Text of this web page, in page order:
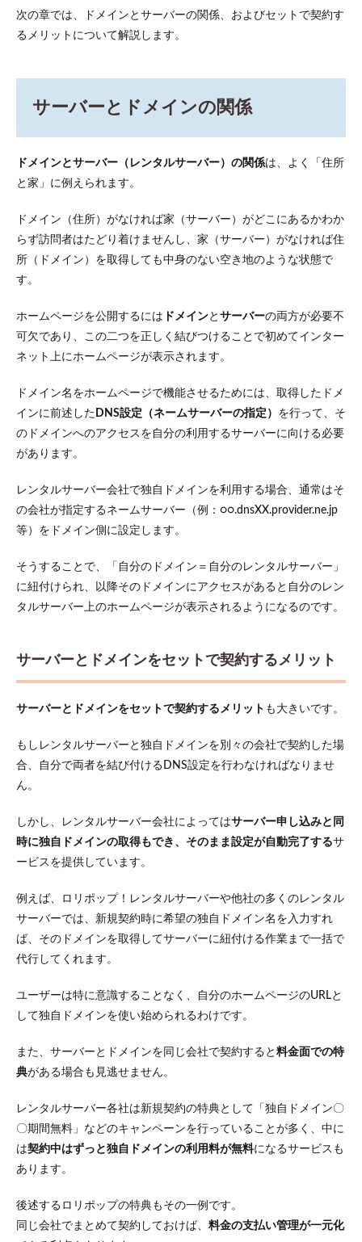
次の章では、ドメインとサーバーの関係、およびセットで契約す
るメリットについて解説します。
サーバーとドメインの関係
ドメインとサーバー（レンタルサーバー）の関係は、よく「住所
と家」に例えられます。
ドメイン（住所）がなければ家（サーバー）がどこにあるかわか
らず訪問者はたどり着けませんし、家（サーバー）がなければ住
所（ドメイン）を取得しても中身のない空き地のような状態で
す。
ホームページを公開するには ドメインと サーバーの両方が必要不
可欠であり、この二つを正しく結びつけることで初めてインター
ネット上にホームページが表示されます。
ドメイン名をホームページで機能させるためには、取得したドメ
インに前述した DNS設定（ネームサーバーの指定） を行って、そ
のドメインへのアクセスを自分の利用するサーバーに向ける必要
があります​。
レンタルサーバー会社で独自ドメインを利用する場合、通常はそ
の会社が指定するネームサーバー（例：○○.dnsXX.provider.ne.jp
等）をドメイン側に設定します。
そうすることで、「自分のドメイン＝自分のレンタルサーバー」
に紐付けられ、以降そのドメインにアクセスがあると自分のレン
タルサーバー上のホームページが表示されるようになるのです。
サーバーとドメインをセットで契約するメリット
サーバーとドメインをセットで契約するメリット も大きいです。
もしレンタルサーバーと独自ドメインを別々の会社で契約した場
合、自分で両者を結び付けるDNS設定を行わなければなりませ
ん。
しかし、レンタルサーバー会社によってはサーバー申し込みと同
時に独自ドメインの取得もでき、そのまま設定が自動完了するサ
ービスを提供しています​。
例えば、ロリポップ！レンタルサーバーや他社の多くのレンタル
サーバーでは、新規契約時に希望の独自ドメイン名を入力すれ
ば、そのドメインを取得してサーバーに紐付ける作業まで一括で
代行してくれます。
ユーザーは特に意識することなく、自分のホームページのURLと
して独自ドメインを使い始められるわけです。
また、サーバーとドメインを同じ会社で契約すると 料金面での特
典がある場合も見逃せません。
レンタルサーバー各社は新規契約の特典として「独自ドメイン〇
〇期間無料」などのキャンペーンを行っていることが多く、中に
は契約中はずっと独自ドメインの利用料が無料になるサービスも
あります。
後述するロリポップの特典もその一例です。
同じ会社でまとめて契約しておけば、 料金の支払い管理が一元化